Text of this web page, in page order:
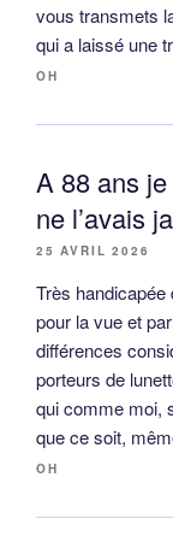
vous transmets
qui a laissé une
OH
A 88 ans
ne l’avais
25 AVRIL 2026
Très
pour la vue et
différences
porteurs de
qui comme moi,
que ce soit,
OH